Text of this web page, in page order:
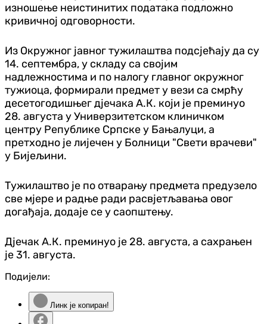
изношење неистинитих података подложно
кривичној одговорности.
Из Окружног јавног тужилаштва подсјећају да су
14. септембра, у складу са својим
надлежностима и по налогу главног окружног
тужиоца, формирали предмет у вези са смрћу
десетогодишњег дјечака А.К. који је преминуо
28. августа у Универзитетском клиничком
центру Републике Српске у Бањалуци, а
претходно је лијечен у Болници "Свети врачеви"
у Бијељини.
Тужилаштво је по отварању предмета предузело
све мјере и радње ради расвјетљавања овог
догађаја, додаје се у саопштењу.
Дјечак А.К. преминуо је 28. августа, а сахрањен
је 31. августа.
Подијели:
Линк је копиран!